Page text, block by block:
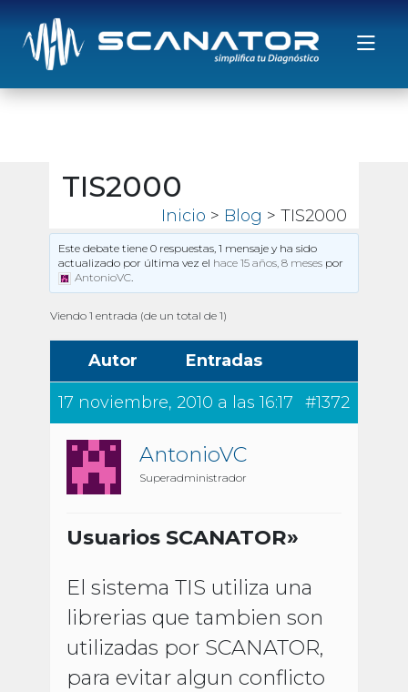
Saltar al contenido
TIS2000
Inicio > Blog > TIS2000
Este debate tiene 0 respuestas, 1 mensaje y ha sido
actualizado por última vez el hace 15 años, 8 meses por
AntonioVC
Viendo 1 entrada (de un total de 1)
Autor Entradas
17 noviembre, 2010 a las 16:17 #1372
AntonioVC
Superadministrador
Usuarios SCANATOR»
El sistema TIS utiliza una
librerias que tambien son
utilizadas por SCANATOR,
para evitar algun conflicto